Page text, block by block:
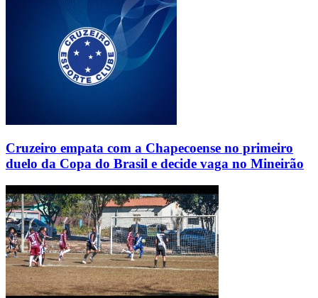
Cruzeiro empata com a Chapecoense no primeiro
duelo da Copa do Brasil e decide vaga no Mineirão